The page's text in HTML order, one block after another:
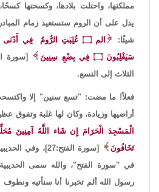
مملكتها، واحتلت بلادها، وكسحتها
يدل على أن الروم ستستعيد زمام
شيئًا:
الم ۝
غُلِبَتِ الرُّومُ فِي أَدْنَى
سَيَغْلِبُونَ ۝ فِي بِضْعِ سِنِينَ
الثلاث إلى التسع.
فعلاً! ما مضت: "تسع سنين" إلا
أراضيها وزيادة، وكان لها غلبة وتفوق
الْمَسْجِدَ الْحَرَامَ إِن شَاء اللَّهُ آمِنِينَ
تَخَافُونَ
[سورة الفتح:27]،
في "سورة الفتح"، والله سمى
رسول الله ألم تخبرنا أنا سنأتيه